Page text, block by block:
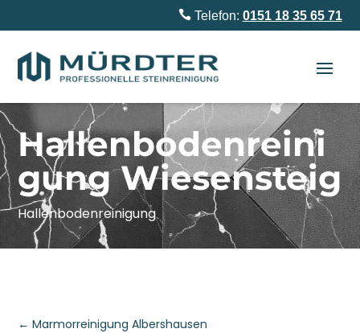
Telefon: 0151 18 35 65 71
Hallenbodenreini
gung Wiesensteig
Hallenbodenreinigung
←Marmorreinigung Albershausen